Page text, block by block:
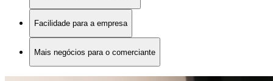
Facilidade para a empresa
Mais negócios para o comerciante